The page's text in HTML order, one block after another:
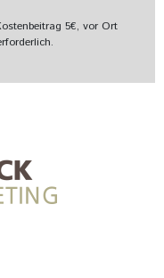
5€, vor Ort